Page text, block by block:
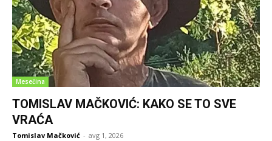
Mesečina
TOMISLAV MAČKOVIĆ: KAKO SE TO SVE
VRAĆA
Tomislav Mačković - avg 1, 2026